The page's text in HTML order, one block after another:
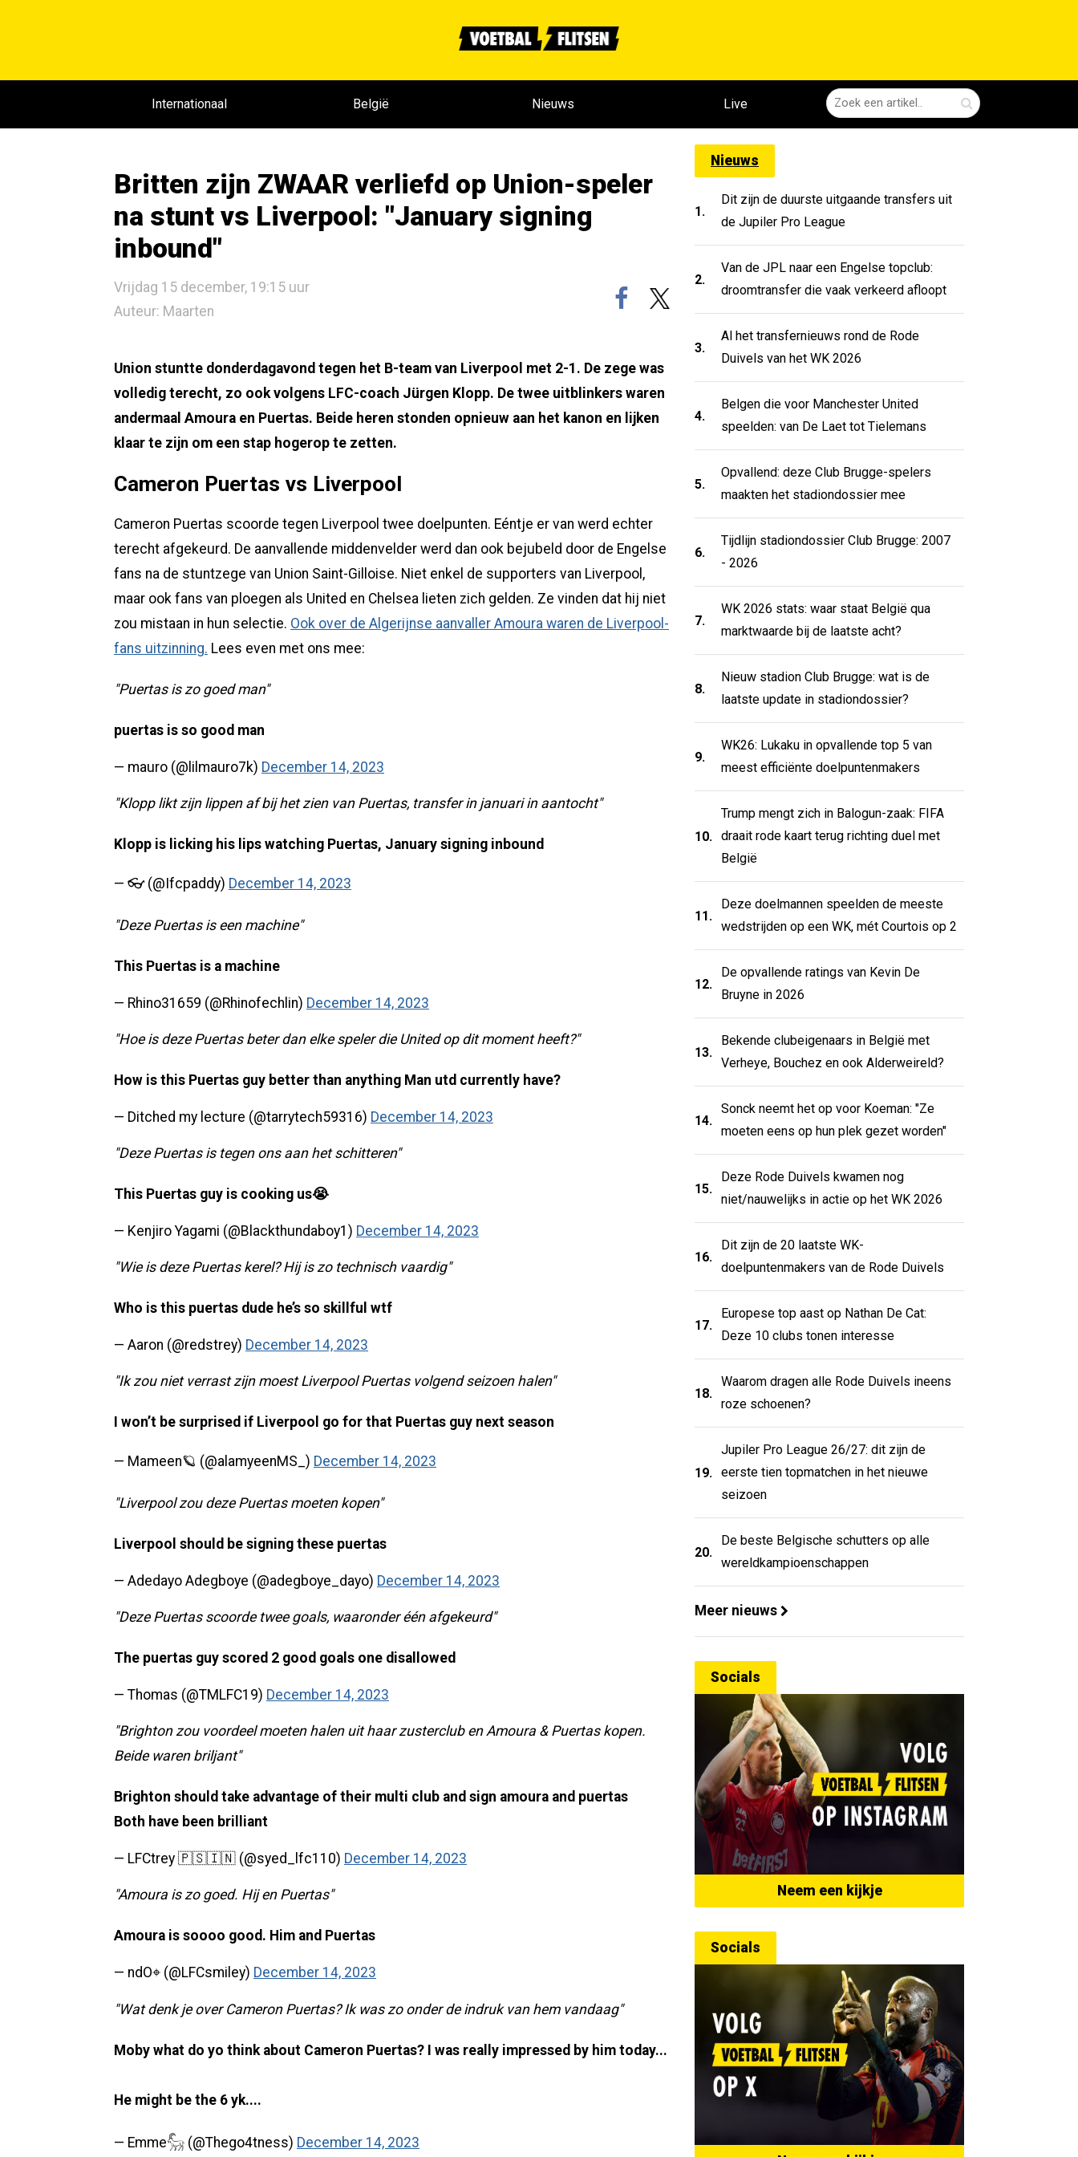
Internationaal België Nieuws Live
Britten zijn ZWAAR verliefd op Union-speler
na stunt vs Liverpool: "January signing
inbound"
Vrijdag 15 december, 19:15 uur
Auteur: Maarten
Union stuntte donderdagavond tegen het B-team van Liverpool met 2-1. De zege was
volledig terecht, zo ook volgens LFC-coach Jürgen Klopp. De twee uitblinkers waren
andermaal Amoura en Puertas. Beide heren stonden opnieuw aan het kanon en lijken
klaar te zijn om een stap hogerop te zetten.
Cameron Puertas vs Liverpool
Cameron Puertas scoorde tegen Liverpool twee doelpunten. Eéntje er van werd echter
terecht afgekeurd. De aanvallende middenvelder werd dan ook bejubeld door de Engelse
fans na de stuntzege van Union Saint-Gilloise. Niet enkel de supporters van Liverpool,
maar ook fans van ploegen als United en Chelsea lieten zich gelden. Ze vinden dat hij niet
zou mistaan in hun selectie. Ook over de Algerijnse aanvaller Amoura waren de Liverpool-
fans uitzinning. Lees even met ons mee:
"Puertas is zo goed man"
puertas is so good man
— mauro (@lilmauro7k) December 14, 2023
"Klopp likt zijn lippen af bij het zien van Puertas, transfer in januari in aantocht"
Klopp is licking his lips watching Puertas, January signing inbound
— 👓 (@Ifcpaddy) December 14, 2023
"Deze Puertas is een machine"
This Puertas is a machine
— Rhino31659 (@Rhinofechlin) December 14, 2023
"Hoe is deze Puertas beter dan elke speler die United op dit moment heeft?"
How is this Puertas guy better than anything Man utd currently have?
— Ditched my lecture (@tarrytech59316) December 14, 2023
"Deze Puertas is tegen ons aan het schitteren"
This Puertas guy is cooking us😭
— Kenjiro Yagami (@Blackthundaboy1) December 14, 2023
"Wie is deze Puertas kerel? Hij is zo technisch vaardig"
Who is this puertas dude he’s so skillful wtf
— Aaron (@redstrey) December 14, 2023
"Ik zou niet verrast zijn moest Liverpool Puertas volgend seizoen halen"
I won’t be surprised if Liverpool go for that Puertas guy next season
— Mameen🪐 (@alamyeenMS_) December 14, 2023
"Liverpool zou deze Puertas moeten kopen"
Liverpool should be signing these puertas
— Adedayo Adegboye (@adegboye_dayo) December 14, 2023
"Deze Puertas scoorde twee goals, waaronder één afgekeurd"
The puertas guy scored 2 good goals one disallowed
— Thomas (@TMLFC19) December 14, 2023
"Brighton zou voordeel moeten halen uit haar zusterclub en Amoura & Puertas kopen.
Beide waren briljant"
Brighton should take advantage of their multi club and sign amoura and puertas
Both have been brilliant
— LFCtrey 🇵🇸🇮🇳 (@syed_lfc110) December 14, 2023
"Amoura is zo goed. Hij en Puertas"
Amoura is soooo good. Him and Puertas
— ndO⌖ (@LFCsmiley) December 14, 2023
"Wat denk je over Cameron Puertas? Ik was zo onder de indruk van hem vandaag"
Moby what do yo think about Cameron Puertas? I was really impressed by him today...
He might be the 6 yk....
— Emme𓃵 (@Thego4tness) December 14, 2023
Nieuws
1.
Dit zijn de duurste uitgaande transfers uit
de Jupiler Pro League
2.
Van de JPL naar een Engelse topclub:
droomtransfer die vaak verkeerd afloopt
3.
Al het transfernieuws rond de Rode
Duivels van het WK 2026
4.
Belgen die voor Manchester United
speelden: van De Laet tot Tielemans
5.
Opvallend: deze Club Brugge-spelers
maakten het stadiondossier mee
6.
Tijdlijn stadiondossier Club Brugge: 2007
- 2026
7.
WK 2026 stats: waar staat België qua
marktwaarde bij de laatste acht?
8.
Nieuw stadion Club Brugge: wat is de
laatste update in stadiondossier?
9.
WK26: Lukaku in opvallende top 5 van
meest efficiënte doelpuntenmakers
10.
Trump mengt zich in Balogun-zaak: FIFA
draait rode kaart terug richting duel met
België
11.
Deze doelmannen speelden de meeste
wedstrijden op een WK, mét Courtois op 2
12.
De opvallende ratings van Kevin De
Bruyne in 2026
13.
Bekende clubeigenaars in België met
Verheye, Bouchez en ook Alderweireld?
14.
Sonck neemt het op voor Koeman: "Ze
moeten eens op hun plek gezet worden"
15.
Deze Rode Duivels kwamen nog
niet/nauwelijks in actie op het WK 2026
16.
Dit zijn de 20 laatste WK-
doelpuntenmakers van de Rode Duivels
17.
Europese top aast op Nathan De Cat:
Deze 10 clubs tonen interesse
18.
Waarom dragen alle Rode Duivels ineens
roze schoenen?
19.
Jupiler Pro League 26/27: dit zijn de
eerste tien topmatchen in het nieuwe
seizoen
20.
De beste Belgische schutters op alle
wereldkampioenschappen
Meer nieuws
Socials
Neem een kijkje
Socials